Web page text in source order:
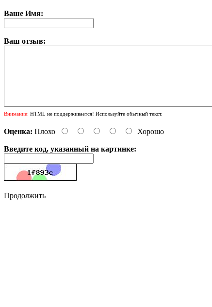
Ваше Имя:
Ваш отзыв:
Внимание: HTML не поддерживается! Используйте обычный текст.
Оценка: Плохо Хорошо
Введите код, указанный на картинке:
Продолжить